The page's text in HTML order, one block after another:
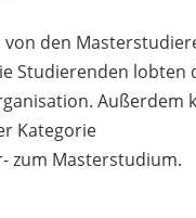
von den
Studierenden lobten
Außerdem
Kategorie
zum Masterstudium.